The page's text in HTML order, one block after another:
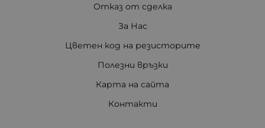
Отказ от сделка
За Нас
Цветен код на резисторите
Полезни връзки
Карта на сайта
Контакти